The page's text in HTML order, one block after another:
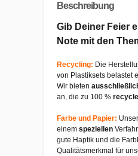
Beschreibung
Gib Deiner Feier
Note mit den
Recycling: Die
von Plastiksets belastet
Wir bieten
an, die zu 100 %
Farbe und Papier:
einem speziellen
gute Haptik und die
Qualitätsmerkmal für